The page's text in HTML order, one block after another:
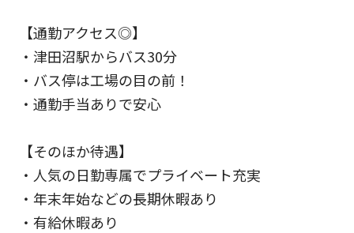
【通勤アクセス◎】
・津田沼駅からバス30分
・バス停は工場の目の前！
・通勤手当ありで安心
【そのほか待遇】
・人気の日勤専属でプライベート充実
・年末年始などの長期休暇あり
・有給休暇あり